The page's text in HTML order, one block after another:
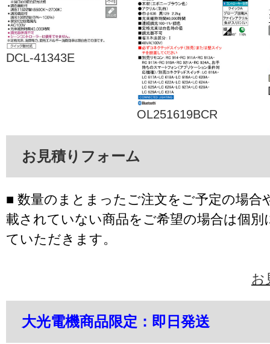
DCL-41343E
OL251619BCR
お見積りフォーム
■ 数量のまとまったご注文をご予定の場合
載されていない商品をご希望の場合は個別
ていただきます。
お
大光電機商品限定：即日発送